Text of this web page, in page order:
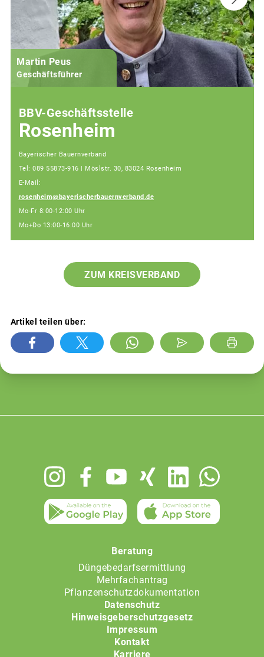
Martin Peus
Geschäftsführer
BBV-Geschäftsstelle
Rosenheim
Bayerischer Bauernverband
Tel: 089 55873-916 | Möslstr. 30, 83024 Rosenheim
E-Mail:
rosenheim@bayerischerbauernverband.de
Mo-Fr 8:00-12:00 Uhr
Mo+Do 13:00-16:00 Uhr
ZUM KREISVERBAND
Artikel teilen über:
Beratung
Düngebedarfsermittlung
Mehrfachantrag
Pflanzenschutzdokumentation
Datenschutz
Hinweisgeberschutzgesetz
Impressum
Kontakt
Karriere